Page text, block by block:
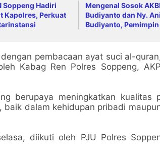
Soppeng Hadiri
Kapolres, Perkuat
Mengenal Sosok
Budiyanto dan Ny.
Budiyanto, Pemimpin
pembacaan ayat suci al-
Kabag Ren Polres Soppeng,
berupaya meningkatkan kualitas
dalam kehidupan pribadi
diikuti oleh PJU Polres